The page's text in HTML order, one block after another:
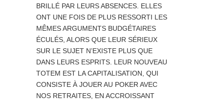
BRILLÉ PAR LEURS ABSENCES. ELLES
ONT UNE FOIS DE PLUS RESSORTI LES
MÊMES ARGUMENTS BUDGÉTAIRES
ÉCULÉS, ALORS QUE LEUR SÉRIEUX
SUR LE SUJET N’EXISTE PLUS QUE
DANS LEURS ESPRITS. LEUR NOUVEAU
TOTEM EST LA CAPITALISATION, QUI
CONSISTE À JOUER AU POKER AVEC
NOS RETRAITES, EN ACCROISSANT